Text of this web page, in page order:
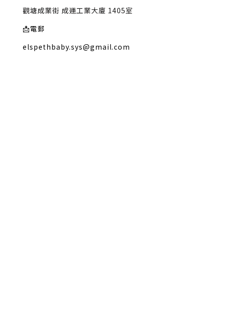
觀塘成業街 成運工業大廈 1405室
📩電郵
elspethbaby.sys@gmail.com